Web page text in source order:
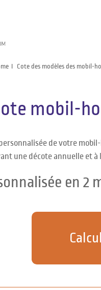
Cote des modèles des mobil-
mobil-
de votre mobil-
une décote annuelle et
en 2